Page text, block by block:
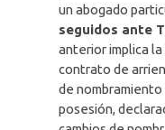
un abogado
seguidos ante
anterior implica
contrato de
de
posesión,